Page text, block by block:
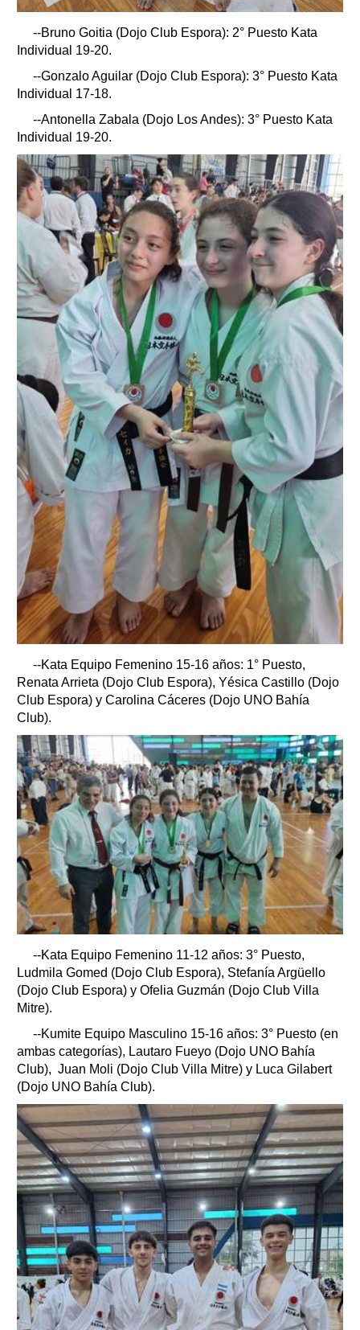
--Bruno Goitia (Dojo Club Espora): 2° Puesto Kata
Individual 19-20.
--Gonzalo Aguilar (Dojo Club Espora): 3° Puesto Kata
Individual 17-18.
--Antonella Zabala (Dojo Los Andes): 3° Puesto Kata
Individual 19-20.
--Kata Equipo Femenino 15-16 años: 1° Puesto,
Renata Arrieta (Dojo Club Espora), Yésica Castillo (Dojo
Club Espora) y Carolina Cáceres (Dojo UNO Bahía
Club).
--Kata Equipo Femenino 11-12 años: 3° Puesto,
Ludmila Gomed (Dojo Club Espora), Stefanía Argüello
(Dojo Club Espora) y Ofelia Guzmán (Dojo Club Villa
Mitre).
--Kumite Equipo Masculino 15-16 años: 3° Puesto (en
ambas categorías), Lautaro Fueyo (Dojo UNO Bahía
Club), Juan Moli (Dojo Club Villa Mitre) y Luca Gilabert
(Dojo UNO Bahía Club).